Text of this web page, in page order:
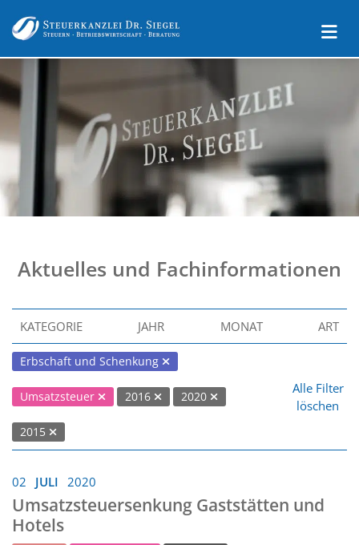
Aktuelles und Fachinformationen
KATEGORIE JAHR MONAT ART
Erbschaft und Schenkung
Umsatzsteuer 2016 2020
2015
Alle Filter
löschen
02 JULI 2020
Umsatzsteuersenkung Gaststätten und
Hotels